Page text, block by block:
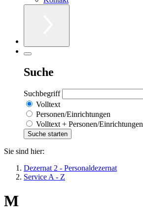
Suche
Suchbegriff
Volltext
Personen/Einrichtungen
Volltext + Personen/Einrichtungen
Sie sind hier:
Dezernat 2 - Personaldezernat
Service A - Z
M